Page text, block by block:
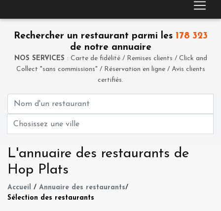
Rechercher un restaurant parmi les 178 323
de notre annuaire
NOS SERVICES : Carte de fidélité / Remises clients / Click and
Collect "sans commissions" / Réservation en ligne / Avis clients
certifiés.
L'annuaire des restaurants de
Hop Plats
Accueil / Annuaire des restaurants/
Sélection des restaurants